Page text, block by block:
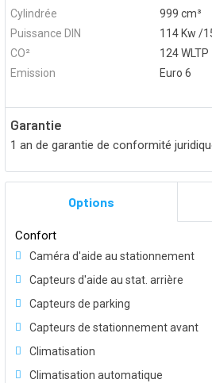
Cylindrée
999 cm³
Puissance DIN
114 Kw /
CO²
124 WLTP
Emission
Euro 6
Garantie
1 an de garantie de conformité
Options
Confort
Caméra d'aide au stationnement
Capteurs d'aide au stat. arrière
Capteurs de parking
Capteurs de stationnement avant
Climatisation
Climatisation automatique